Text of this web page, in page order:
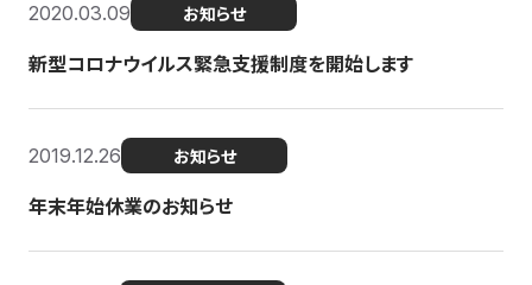
2020.03.09 お知らせ
新型コロナウイルス緊急支援制度を開始します
2019.12.26 お知らせ
年末年始休業のお知らせ